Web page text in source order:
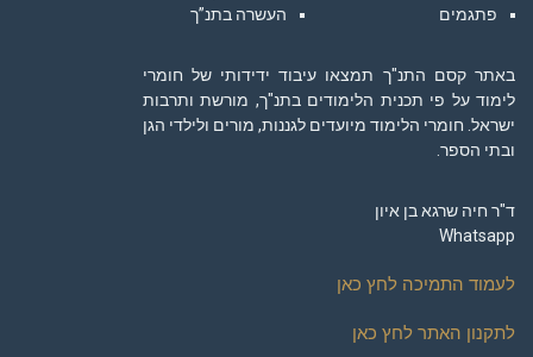
פתגמים
העשרה בתנ”ך
באתר קסם התנ"ך תמצאו עיבוד ידידותי של חומרי
לימוד על פי תכנית הלימודים בתנ"ך, מורשת ותרבות
ישראל. חומרי הלימוד מיועדים לגננות, מורים ולילדי הגן
ובתי הספר.
ד"ר חיה שרגא בן איון
Whatsapp
לעמוד התמיכה לחץ כאן
לתקנון האתר לחץ כאן